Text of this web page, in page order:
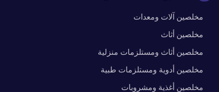
مخلصين آلات ومعدات
مخلصين أثاث
مخلصين أثاث ومستلزمات منزلية
مخلصين أدوية ومستلزمات طبية
مخلصين أغذية ومشروبات